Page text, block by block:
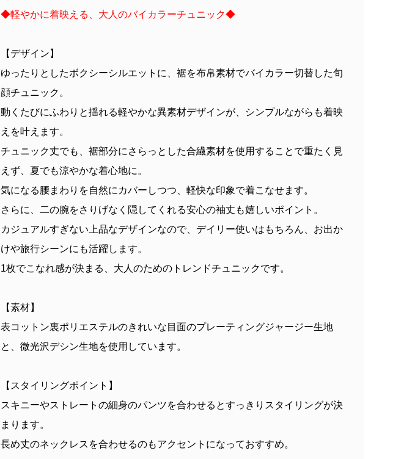
◆軽やかに着映える、大人のバイカラーチュニック◆
【デザイン】
ゆったりとしたボクシーシルエットに、裾を布帛素材でバイカラー切替した旬
顔チュニック。
動くたびにふわりと揺れる軽やかな異素材デザインが、シンプルながらも着映
えを叶えます。
チュニック丈でも、裾部分にさらっとした合繊素材を使用することで重たく見
えず、夏でも涼やかな着心地に。
気になる腰まわりを自然にカバーしつつ、軽快な印象で着こなせます。
さらに、二の腕をさりげなく隠してくれる安心の袖丈も嬉しいポイント。
カジュアルすぎない上品なデザインなので、デイリー使いはもちろん、お出か
けや旅行シーンにも活躍します。
1枚でこなれ感が決まる、大人のためのトレンドチュニックです。
【素材】
表コットン裏ポリエステルのきれいな目面のプレーティングジャージー生地
と、微光沢デシン生地を使用しています。
【スタイリングポイント】
スキニーやストレートの細身のパンツを合わせるとすっきりスタイリングが決
まります。
長め丈のネックレスを合わせるのもアクセントになっておすすめ。